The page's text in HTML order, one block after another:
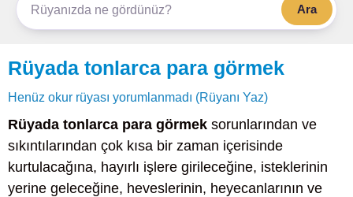
Ara
Rüyada tonlarca para görmek
Henüz okur rüyası yorumlanmadı (Rüyanı Yaz)
Rüyada tonlarca para görmek sorunlarından ve
sıkıntılarından çok kısa bir zaman içerisinde
kurtulacağına, hayırlı işlere girileceğine, isteklerinin
yerine geleceğine, heveslerinin, heyecanlarının ve